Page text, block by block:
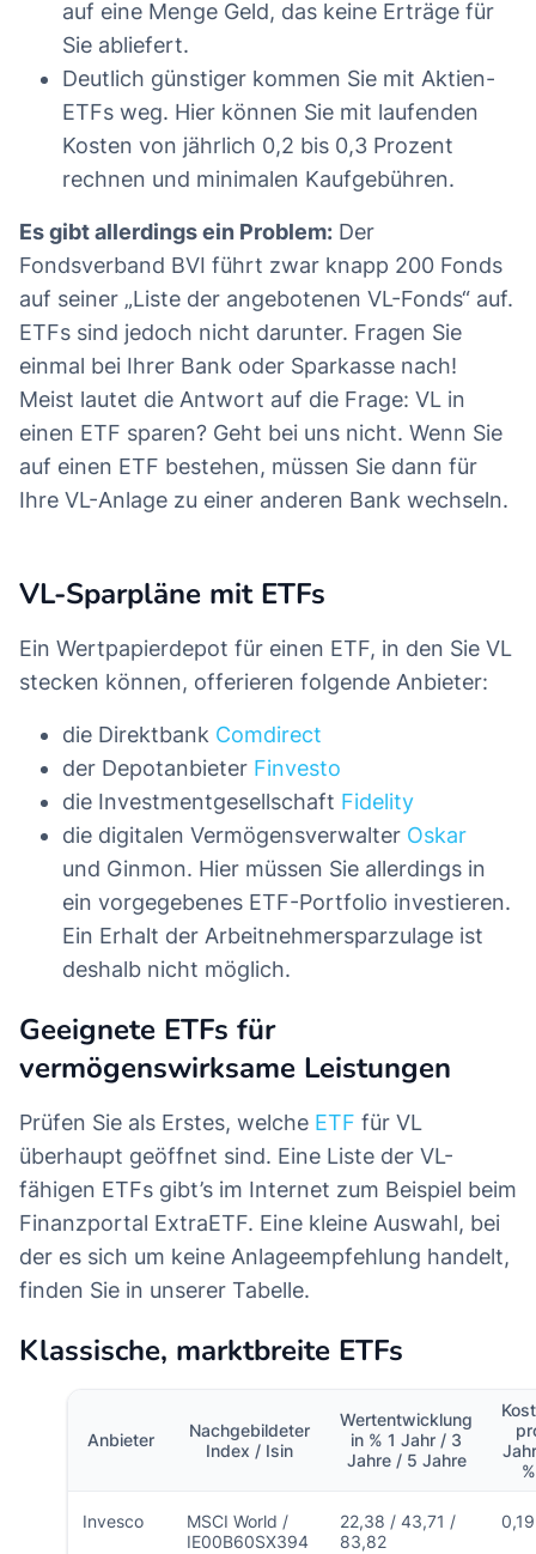
auf eine Menge Geld, das keine Erträge für
Sie abliefert.
Deutlich günstiger kommen Sie mit Aktien-
ETFs weg. Hier können Sie mit laufenden
Kosten von jährlich 0,2 bis 0,3 Prozent
rechnen und minimalen Kaufgebühren.
Es gibt allerdings ein Problem: Der
Fondsverband BVI führt zwar knapp 200 Fonds
auf seiner „Liste der angebotenen VL-Fonds“ auf.
ETFs sind jedoch nicht darunter. Fragen Sie
einmal bei Ihrer Bank oder Sparkasse nach!
Meist lautet die Antwort auf die Frage: VL in
einen ETF sparen? Geht bei uns nicht. Wenn Sie
auf einen ETF bestehen, müssen Sie dann für
Ihre VL-Anlage zu einer anderen Bank wechseln.
VL-Sparpläne mit ETFs
Ein Wertpapierdepot für einen ETF, in den Sie VL
stecken können, offerieren folgende Anbieter:
die Direktbank Comdirect
der Depotanbieter Finvesto
die Investmentgesellschaft Fidelity
die digitalen Vermögensverwalter Oskar
und Ginmon. Hier müssen Sie allerdings in
ein vorgegebenes ETF-Portfolio investieren.
Ein Erhalt der Arbeitnehmersparzulage ist
deshalb nicht möglich.
Geeignete ETFs für
vermögenswirksame Leistungen
Prüfen Sie als Erstes, welche ETF für VL
überhaupt geöffnet sind. Eine Liste der VL-
fähigen ETFs gibt’s im Internet zum Beispiel beim
Finanzportal ExtraETF. Eine kleine Auswahl, bei
der es sich um keine Anlageempfehlung handelt,
finden Sie in unserer Tabelle.
Klassische, marktbreite ETFs
Anbieter
Nachgebildeter
Index / Isin
Wertentwicklung
in % 1 Jahr / 3
Jahre / 5 Jahre
%
Invesco
MSCI World /
IE00B60SX394
22,38 / 43,71 /
83,82
0,19